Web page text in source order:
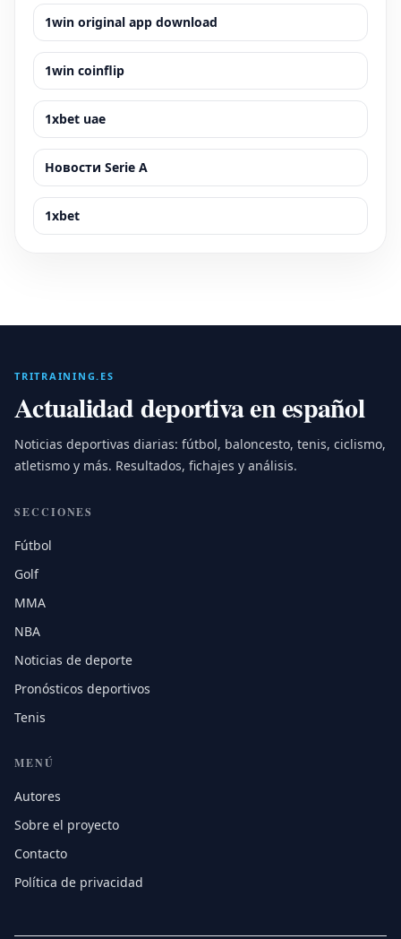
1win original app download
1win coinflip
1xbet uae
Новости Serie A
1xbet
TRITRAINING.ES
Actualidad deportiva en español
Noticias deportivas diarias: fútbol, baloncesto, tenis, ciclismo,
atletismo y más. Resultados, fichajes y análisis.
SECCIONES
Fútbol
Golf
MMA
NBA
Noticias de deporte
Pronósticos deportivos
Tenis
MENÚ
Autores
Sobre el proyecto
Contacto
Política de privacidad